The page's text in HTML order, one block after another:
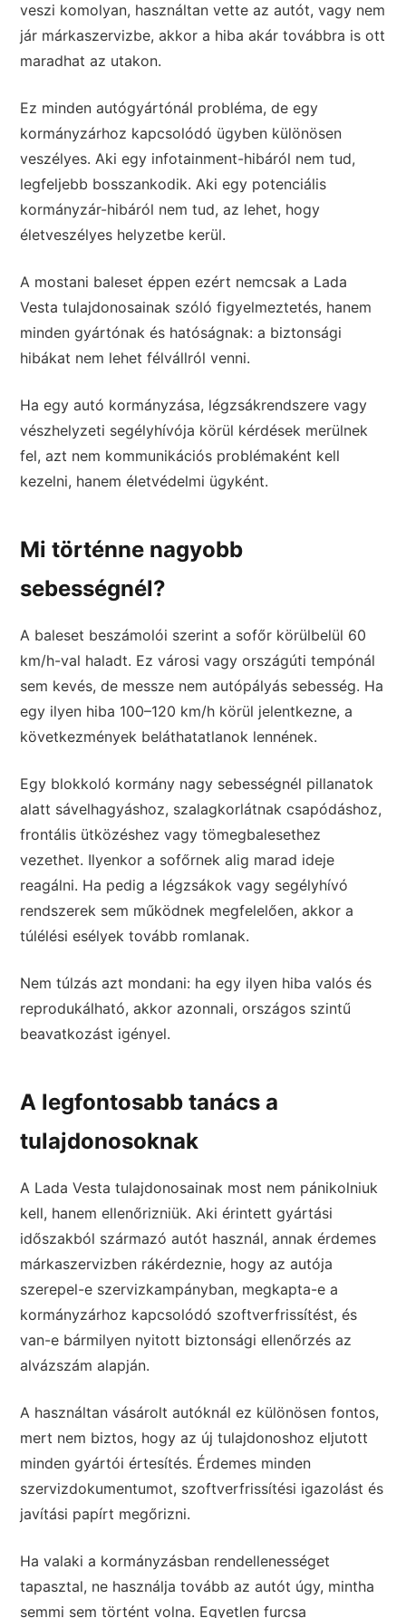
veszi komolyan, használtan vette az autót, vagy nem
jár márkaszervizbe, akkor a hiba akár továbbra is ott
maradhat az utakon.
Ez minden autógyártónál probléma, de egy
kormányzárhoz kapcsolódó ügyben különösen
veszélyes. Aki egy infotainment-hibáról nem tud,
legfeljebb bosszankodik. Aki egy potenciális
kormányzár-hibáról nem tud, az lehet, hogy
életveszélyes helyzetbe kerül.
A mostani baleset éppen ezért nemcsak a Lada
Vesta tulajdonosainak szóló figyelmeztetés, hanem
minden gyártónak és hatóságnak: a biztonsági
hibákat nem lehet félvállról venni.
Ha egy autó kormányzása, légzsákrendszere vagy
vészhelyzeti segélyhívója körül kérdések merülnek
fel, azt nem kommunikációs problémaként kell
kezelni, hanem életvédelmi ügyként.
Mi történne nagyobb
sebességnél?
A baleset beszámolói szerint a sofőr körülbelül 60
km/h-val haladt. Ez városi vagy országúti tempónál
sem kevés, de messze nem autópályás sebesség. Ha
egy ilyen hiba 100–120 km/h körül jelentkezne, a
következmények beláthatatlanok lennének.
Egy blokkoló kormány nagy sebességnél pillanatok
alatt sávelhagyáshoz, szalagkorlátnak csapódáshoz,
frontális ütközéshez vagy tömegbalesethez
vezethet. Ilyenkor a sofőrnek alig marad ideje
reagálni. Ha pedig a légzsákok vagy segélyhívó
rendszerek sem működnek megfelelően, akkor a
túlélési esélyek tovább romlanak.
Nem túlzás azt mondani: ha egy ilyen hiba valós és
reprodukálható, akkor azonnali, országos szintű
beavatkozást igényel.
A legfontosabb tanács a
tulajdonosoknak
A Lada Vesta tulajdonosainak most nem pánikolniuk
kell, hanem ellenőrizniük. Aki érintett gyártási
időszakból származó autót használ, annak érdemes
márkaszervizben rákérdeznie, hogy az autója
szerepel-e szervizkampányban, megkapta-e a
kormányzárhoz kapcsolódó szoftverfrissítést, és
van-e bármilyen nyitott biztonsági ellenőrzés az
alvázszám alapján.
A használtan vásárolt autóknál ez különösen fontos,
mert nem biztos, hogy az új tulajdonoshoz eljutott
minden gyártói értesítés. Érdemes minden
szervizdokumentumot, szoftverfrissítési igazolást és
javítási papírt megőrizni.
Ha valaki a kormányzásban rendellenességet
tapasztal, ne használja tovább az autót úgy, mintha
semmi sem történt volna. Egyetlen furcsa